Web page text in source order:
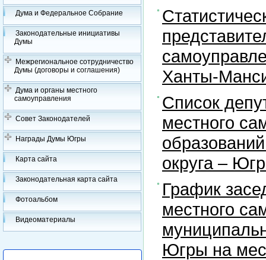
Дума и Федеральное Собрание
Законодательные инициативы
Думы
Межрегиональное сотрудничество
Думы (договоры и соглашения)
Дума и органы местного
самоуправления
Совет Законодателей
Награды Думы Югры
Карта сайта
Законодательная карта сайта
Фотоальбом
Видеоматериалы
Ханты-
Список
местного
округа –
График
местного
Югры на